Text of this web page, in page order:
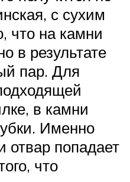
с сухим
что на камни
в результате
пар. Для
в камни
Именно
отвар попадает
что